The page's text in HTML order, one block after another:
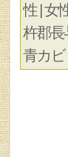
性 | 女
杵郡長
青カビ